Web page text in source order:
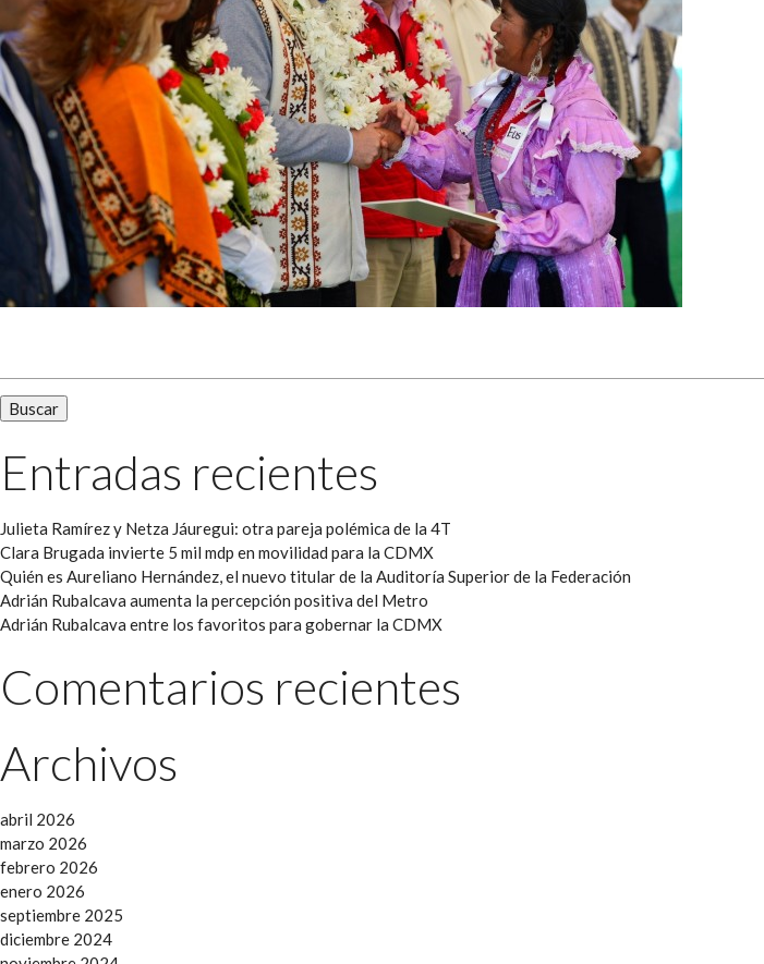
Entradas recientes
Julieta Ramírez y Netza Jáuregui: otra pareja polémica de la 4T
Clara Brugada invierte 5 mil mdp en movilidad para la CDMX
Quién es Aureliano Hernández, el nuevo titular de la Auditoría Superior de la Federación
Adrián Rubalcava aumenta la percepción positiva del Metro
Adrián Rubalcava entre los favoritos para gobernar la CDMX
Comentarios recientes
Archivos
abril 2026
marzo 2026
febrero 2026
enero 2026
septiembre 2025
diciembre 2024